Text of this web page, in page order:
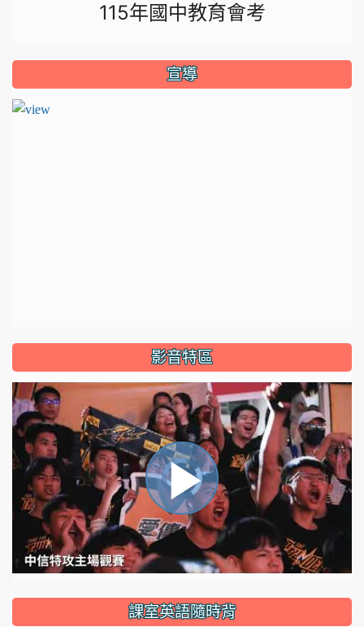
115年國中教育會考
宣導
影音特區
視
頻
播
正
播
放
課室英語隨時背